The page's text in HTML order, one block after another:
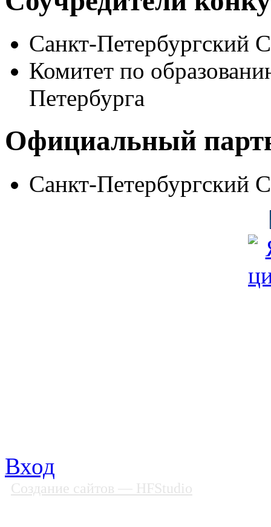
Санкт-Петербургский
Комитет по
Петербурга
Официальный
Санкт-Петербургский
Вход
Создание сайтов — HFStudio